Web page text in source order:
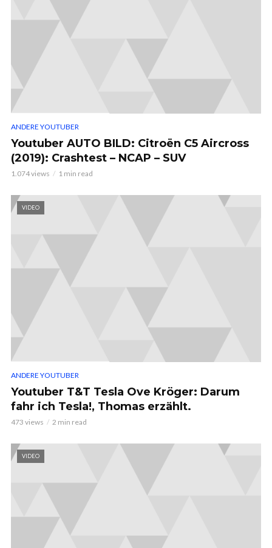
ANDERE YOUTUBER
Youtuber AUTO BILD: Citroën C5 Aircross
(2019): Crashtest – NCAP – SUV
1.074 views 1 min read
VIDEO
ANDERE YOUTUBER
Youtuber T&T Tesla Ove Kröger: Darum
fahr ich Tesla!, Thomas erzählt.
473 views 2 min read
VIDEO